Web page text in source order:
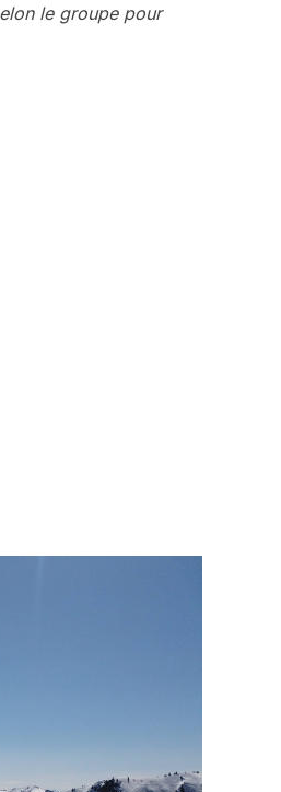
le groupe pour